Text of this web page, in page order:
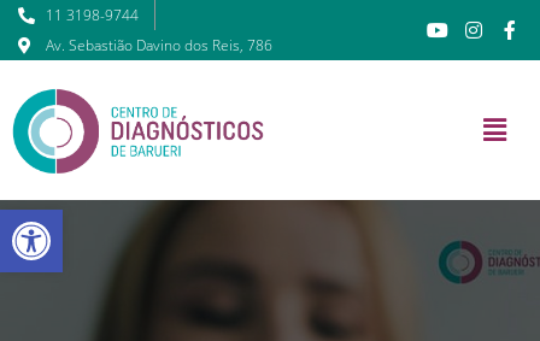
11 3198-9744
Av. Sebastião Davino dos Reis, 786
Barra de Ferramentas